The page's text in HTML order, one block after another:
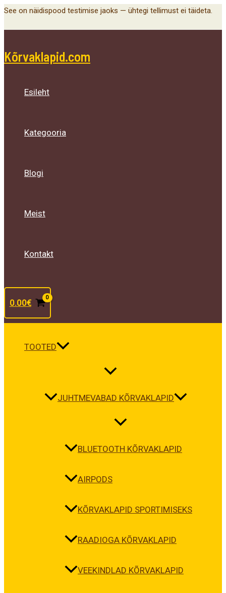
Skip
See on näidispood testimise jaoks — ühtegi tellimust ei täideta.
Kõrvaklapid.com
Esileht
Kategooria
Blogi
Meist
Kontakt
0.00€
TOOTED
Menu
Toggle
JUHTMEVABAD KÕRVAKLAPID
Menu
Toggle
BLUETOOTH KÕRVAKLAPID
AIRPODS
KÕRVAKLAPID SPORTIMISEKS
RAADIOGA KÕRVAKLAPID
VEEKINDLAD KÕRVAKLAPID
Menu
Toggle
Main
Menu